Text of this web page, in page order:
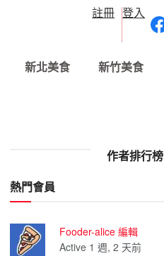
註冊 登入
新北美食 新竹美食
作者排行榜
熱門會員
Fooder-alice 編輯
Active 1 週, 2 天前